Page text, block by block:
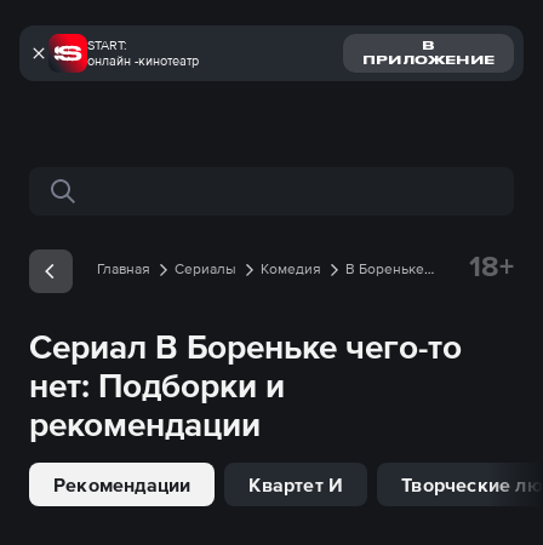
START:
онлайн -кинотеатр
В
ПРИЛОЖЕНИЕ
Поиск по сайту
Главная Сериалы Комедия
В Бореньке
18+
Сериал В Бореньке чего-то
нет: Подборки и
рекомендации
Рекомендации Квартет И Творческие